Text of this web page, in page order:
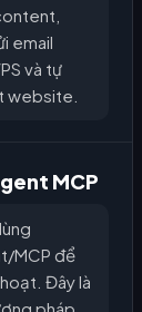
email
và tự
website.
MCP
MCP để
Đây là
pháp